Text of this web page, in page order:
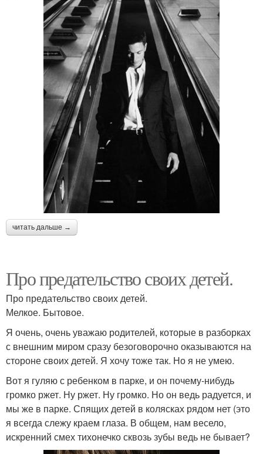
читать дальше →
Про предательство своих детей.
Про предательство своих детей.
Мелкое. Бытовое.
Я очень, очень уважаю родителей, которые в разборках
с внешним миром сразу безоговорочно оказываются на
стороне своих детей. Я хочу тоже так. Но я не умею.
Вот я гуляю с ребенком в парке, и он почему-нибудь
громко ржет. Ну ржет. Ну громко. Но он ведь радуется, и
мы же в парке. Спящих детей в колясках рядом нет (это
я всегда слежу краем глаза. В общем, нам весело,
искренний смех тихонечко сквозь зубы ведь не бывает?